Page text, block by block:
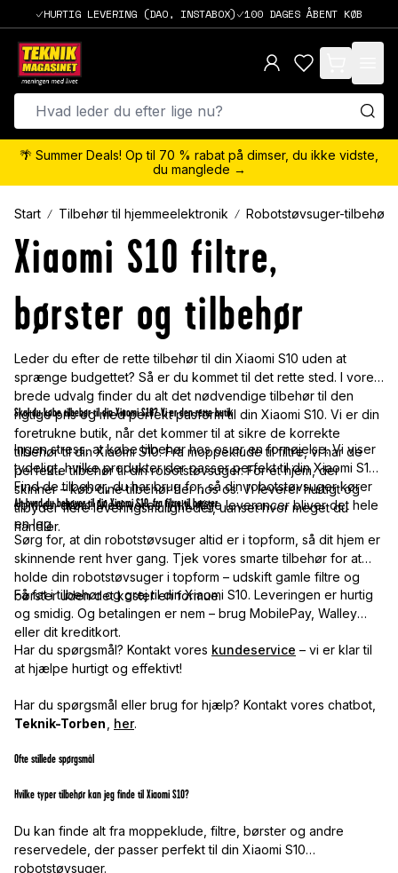
HURTIG LEVERING (DAO, INSTABOX) 100 DAGES ÅBENT KØB
items in cart,
🌴 Summer Deals! Op til 70 % rabat på dimser, du ikke vidste,
du manglede →
Start Tilbehør til hjemmeelektronik Robotstøvsuger-tilbehør
Xiaomi S10 filtre,
børster og tilbehør
Leder du efter de rette tilbehør til din Xiaomi S10 uden at
sprænge budgettet? Så er du kommet til det rette sted. I vores
brede udvalg finder du alt det nødvendige tilbehør til den
rigtige pris og med perfekt pasform til din Xiaomi S10. Vi er din
foretrukne butik, når det kommer til at sikre de korrekte
tilbehør til din Xiaomi S10. Fra moppeklude til filtre, vi har de
perfekte tilbehør til din robotstøvsuger. For et hjem, der
skinner – køb dine tilbehør her hos os. Vi leverer hurtigt og
tilbyder flere leveringsmuligheder, uanset hvor meget du
handler.
Skal du købe tilbehør til din Xiaomi S10? Vi er den rette butik
Ingen stress, at købe tilbehør hos os er en fornøjelse. Vi viser
tydeligt, hvilke produkter der passer perfekt til din Xiaomi S10.
Find de tilbehør, du har brug for, så din robotstøvsuger kører
som en drøm. Med vores lynhurtige leverancer bliver det hele
en leg.
Alt hvad du behøver til din Xiaomi S10, fra filtre til børster
Sørg for, at din robotstøvsuger altid er i topform, så dit hjem er
skinnende rent hver gang. Tjek vores smarte tilbehør for at
holde din robotstøvsuger i topform – udskift gamle filtre og
børster uden det koster en formue.
Få fat i tilbehør og grej til din Xiaomi S10. Leveringen er hurtig
og smidig. Og betalingen er nem – brug MobilePay, Walley
eller dit kreditkort.
Har du spørgsmål? Kontakt vores kundeservice – vi er klar til
at hjælpe hurtigt og effektivt!
Har du spørgsmål eller brug for hjælp? Kontakt vores chatbot,
Teknik-Torben
her.
Ofte stillede spørgsmål
Hvilke typer tilbehør kan jeg finde til Xiaomi S10?
Du kan finde alt fra moppeklude, filtre, børster og andre
reservedele, der passer perfekt til din Xiaomi S10
robotstøvsuger.